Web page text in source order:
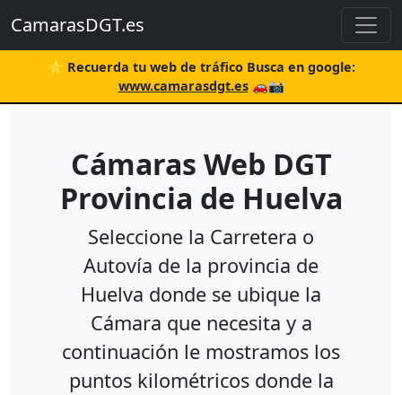
CamarasDGT.es
⭐ Recuerda tu web de tráfico Busca en google:
www.camarasdgt.es🚗📸
Cámaras Web DGT
Provincia de Huelva
Seleccione la Carretera o
Autovía de la provincia de
Huelva donde se ubique la
Cámara que necesita y a
continuación le mostramos los
puntos kilométricos donde la